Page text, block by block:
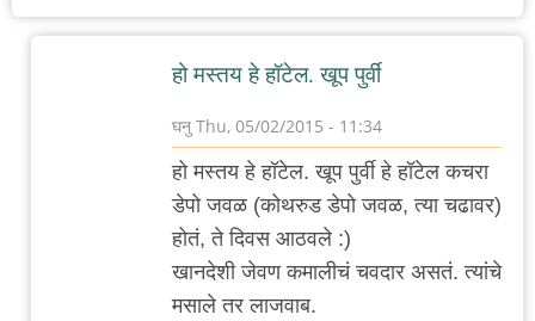
हो मस्तय हे हॉटेल. खूप पुर्वी
घनु Thu, 05/02/2015 - 11:34
In
reply
to
कर्वे
हो मस्तय हे हॉटेल. खूप पुर्वी हे हॉटेल कचरा
डेपो जवळ (कोथरुड डेपो जवळ, त्या चढावर)
होतं, ते दिवस आठवले :)
खानदेशी जेवण कमालीचं चवदार असतं. त्यांचे
मसाले तर लाजवाब.